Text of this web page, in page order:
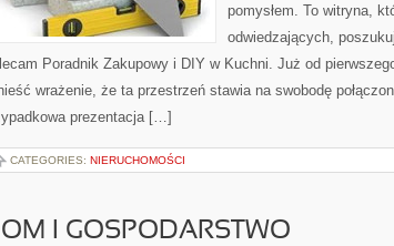
pomysłem. To witryna,
odwiedzających,
Poradnik Zakupowy i DIY w Kuchni. Już od
wrażenie, że ta przestrzeń stawia na swobodę
prezentacja […]
CATEGORIES: NIERUCHOMOŚCI
I GOSPODARSTWO